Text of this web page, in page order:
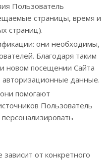
Пользователь
страницы, время и
страниц).
они необходимы,
Благодаря таким
новом посещении Сайта
данные.
помогают
Пользователь
от конкретного